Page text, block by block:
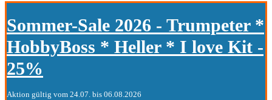
Sommer-Sale 2026 - Trumpeter *
HobbyBoss * Heller * I love Kit -
25%
Aktion gültig vom 24.07. bis 06.08.2026